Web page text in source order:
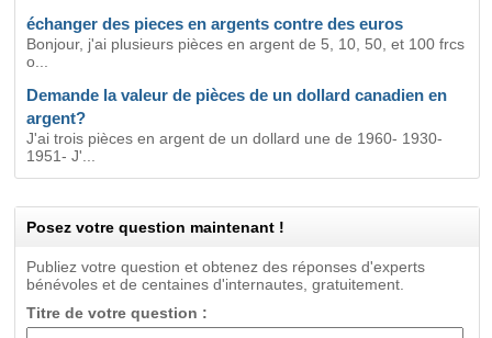
échanger des pieces en argents contre des euros
Bonjour, j'ai plusieurs pièces en argent de 5, 10, 50, et 100 frcs
o...
Demande la valeur de pièces de un dollard canadien en
argent?
J'ai trois pièces en argent de un dollard une de 1960- 1930-
1951- J'...
Posez votre question maintenant !
Publiez votre question et obtenez des réponses d'experts
bénévoles et de centaines d'internautes, gratuitement.
Titre de votre question :